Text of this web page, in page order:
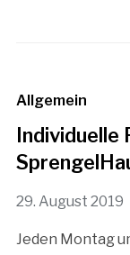
Allgemein
Individuelle
29. August 2019
Jeden Montag